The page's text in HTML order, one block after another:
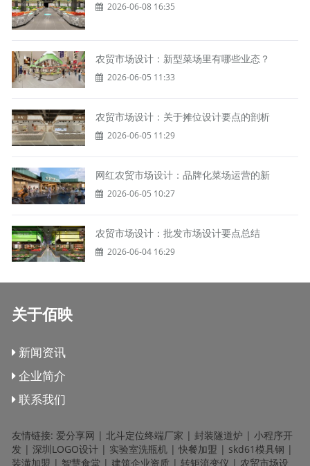
2026-06-08 16:35
农贸市场设计：新型菜场里有哪些业态？
2026-06-05 11:33
农贸市场设计：关于摊位设计要点的剖析
2026-06-05 11:29
网红农贸市场设计：品牌化菜场运营的新
2026-06-05 10:27
农贸市场设计：批发市场设计要点总结
2026-06-04 16:29
关于佰映
新闻资讯
企业简介
联系我们
友情链接: 爱分享网 |北斗定位终端厂家 |封装隧道炉 |小程序开
发 |深圳LOGO设计 | 实验室洗瓶机 |快餐加盟 | skd61模具钢 |
装潢加盟 | 智慧食堂 |建筑企业资质 |转矩流变仪 | 农贸市场设